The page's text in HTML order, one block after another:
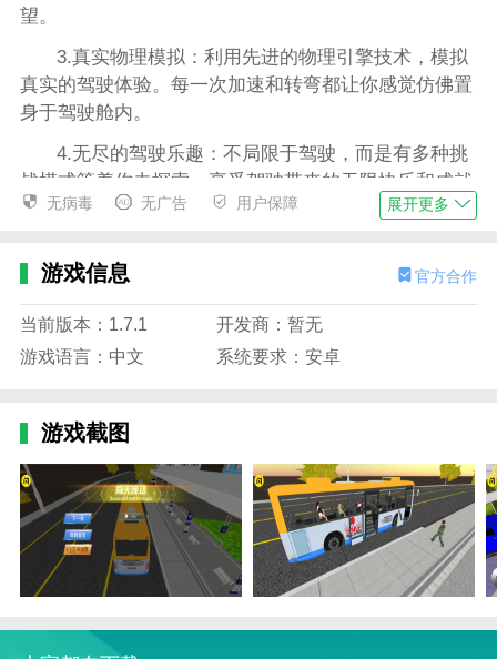
望。
3.真实物理模拟：利用先进的物理引擎技术，模拟
真实的驾驶体验。每一次加速和转弯都让你感觉仿佛置
身于驾驶舱内。
4.无尽的驾驶乐趣：不局限于驾驶，而是有多种挑
战模式等着你去探索，享受驾驶带来的无限快乐和成就
感。
1.挑战不可能的赛道：制作团队巧妙地设计了多个
极限赛道来测试你的驾驶技能和勇气。
2.超酷的驾驶技能奖励积分：通过完成
3.多样的模式可供选择：游戏具有各种模式，如关
卡挑战，具有挑战性的职业车手，实时天梯比赛，迎合
不同玩家的需求。
4.实时竞技激情碰撞：天梯实时竞技模式让你与来
自世界各地的玩家同台竞技，体验速度与激情的碰撞，
争夺飙车王的宝座。
无病毒 无广告 用户保障 展开更多
游戏信息 官方合作
当前版本：1.7.1
开发商：暂无
游戏语言：中文
系统要求：安卓
游戏截图